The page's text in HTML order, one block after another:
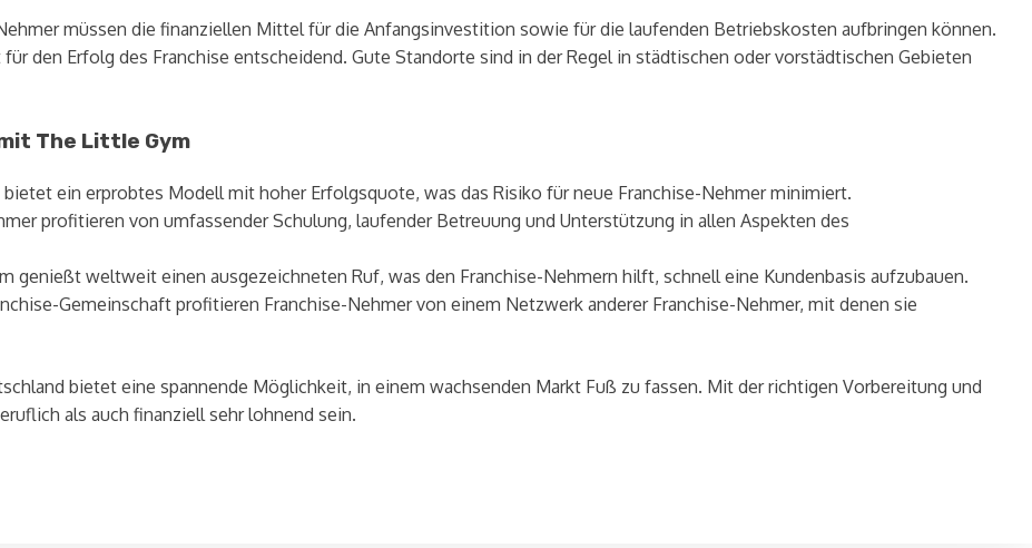
müssen die finanziellen Mittel für die Anfangsinvestition sowie für die laufenden Betriebskosten aufbringen können.
den Erfolg des Franchise entscheidend. Gute Standorte sind in der Regel in städtischen oder vorstädtischen Gebieten
The Little Gym
ein erprobtes Modell mit hoher Erfolgsquote, was das Risiko für neue Franchise-Nehmer minimiert.
profitieren von umfassender Schulung, laufender Betreuung und Unterstützung in allen Aspekten des
genießt weltweit einen ausgezeichneten Ruf, was den Franchise-Nehmern hilft, schnell eine Kundenbasis aufzubauen.
Gemeinschaft profitieren Franchise-Nehmer von einem Netzwerk anderer Franchise-Nehmer, mit denen sie
bietet eine spannende Möglichkeit, in einem wachsenden Markt Fuß zu fassen. Mit der richtigen Vorbereitung und
als auch finanziell sehr lohnend sein.